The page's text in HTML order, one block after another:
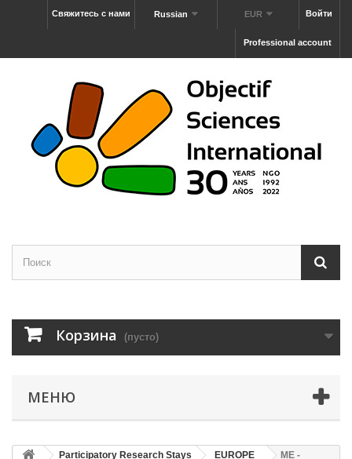
Войти
EUR
Russian
Свяжитесь с нами
Professional account
Корзина (пусто)
МЕНЮ
Participatory Research Stays EUROPE
ME -